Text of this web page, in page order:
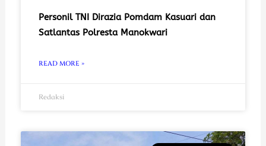
Personil TNI Dirazia Pomdam Kasuari dan
Satlantas Polresta Manokwari
READ MORE »
Redaksi